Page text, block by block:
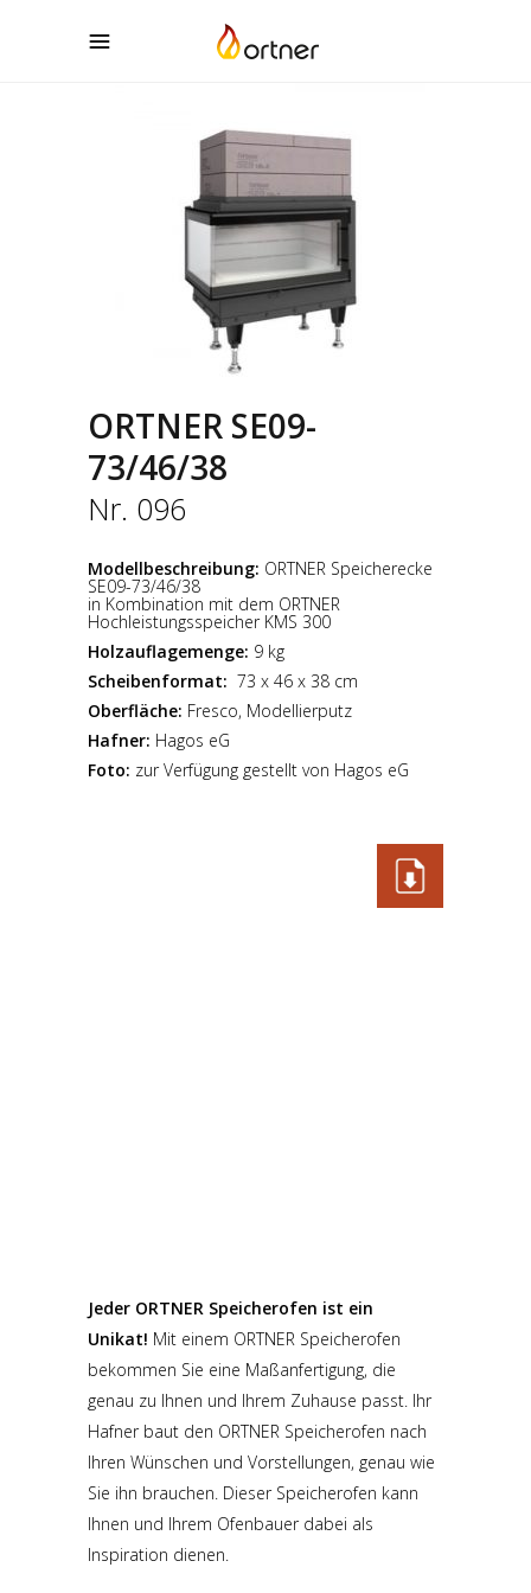
ORTNER SE09-
73/46/38
Nr. 096
Modellbeschreibung: ORTNER Speicherecke
SE09-73/46/38
in Kombination mit dem ORTNER
Hochleistungsspeicher KMS 300
Holzauflagemenge: 9 kg
Scheibenformat: 73 x 46 x 38 cm
Oberfläche: Fresco, Modellierputz
Hafner: Hagos eG
Foto: zur Verfügung gestellt von Hagos eG
Jeder ORTNER Speicherofen ist ein
Unikat! Mit einem ORTNER Speicherofen
bekommen Sie eine Maßanfertigung, die
genau zu Ihnen und Ihrem Zuhause passt. Ihr
Hafner baut den ORTNER Speicherofen nach
Ihren Wünschen und Vorstellungen, genau wie
Sie ihn brauchen. Dieser Speicherofen kann
Ihnen und Ihrem Ofenbauer dabei als
Inspiration dienen.